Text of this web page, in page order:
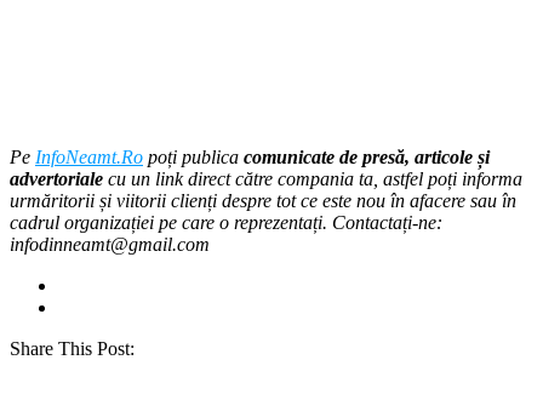
Pe InfoNeamt.Ro poți publica comunicate de presă, articole și
advertoriale cu un link direct către compania ta, astfel poți informa
urmăritorii și viitorii clienți despre tot ce este nou în afacere sau în
cadrul organizației pe care o reprezentați. Contactați-ne:
infodinneamt@gmail.com
Share This Post: